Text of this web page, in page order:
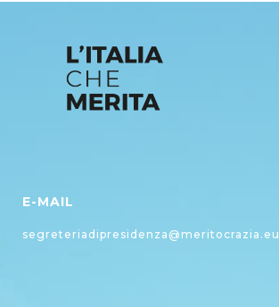
E-MAIL
segreteriadipresidenza@meritocrazia.eu